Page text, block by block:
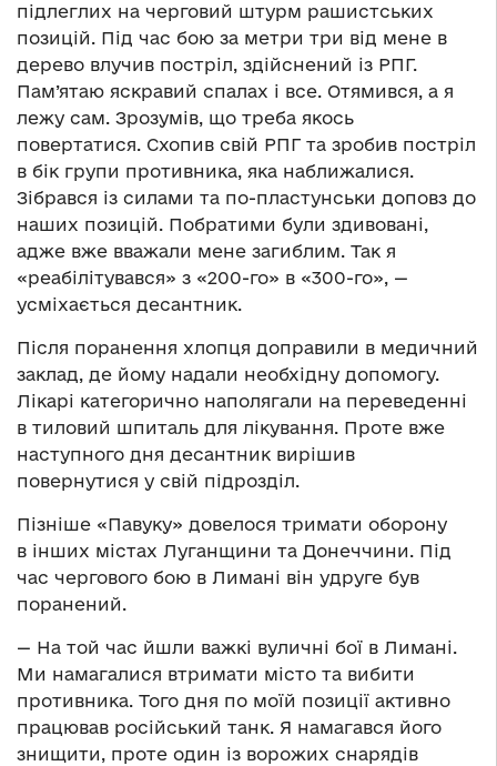
підлеглих на черговий штурм рашистських
позицій. Під час бою за метри три від мене в
дерево влучив постріл, здійснений із РПГ.
Пам’ятаю яскравий спалах і все. Отямився, а я
лежу сам. Зрозумів, що треба якось
повертатися. Схопив свій РПГ та зробив постріл
в бік групи противника, яка наближалися.
Зібрався із силами та по-пластунськи доповз до
наших позицій. Побратими були здивовані,
адже вже вважали мене загиблим. Так я
«реабілітувався» з «200-го» в «300-го», —
усміхається десантник.
Після поранення хлопця доправили в медичний
заклад, де йому надали необхідну допомогу.
Лікарі категорично наполягали на переведенні
в тиловий шпиталь для лікування. Проте вже
наступного дня десантник вирішив
повернутися у свій підрозділ.
Пізніше «Павуку» довелося тримати оборону
в інших містах Луганщини та Донеччини. Під
час чергового бою в Лимані він удруге був
поранений.
— На той час йшли важкі вуличні бої в Лимані.
Ми намагалися втримати місто та вибити
противника. Того дня по моїй позиції активно
працював російський танк. Я намагався його
знищити, проте один із ворожих снарядів